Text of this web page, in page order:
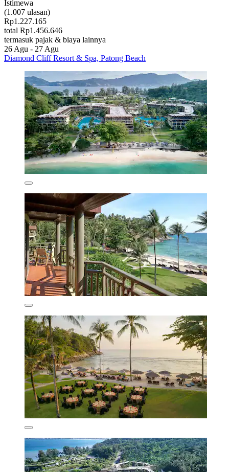
Istimewa
(1.007 ulasan)
Rp1.227.165
total Rp1.456.646
termasuk pajak & biaya lainnya
26 Agu - 27 Agu
Diamond Cliff Resort & Spa, Patong Beach